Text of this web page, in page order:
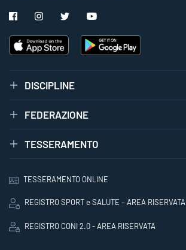
DISCIPLINE
FEDERAZIONE
TESSERAMENTO
TESSERAMENTO ONLINE
REGISTRO SPORT e SALUTE – AREA RISERVATA
REGISTRO CONI 2.0 - AREA RISERVATA